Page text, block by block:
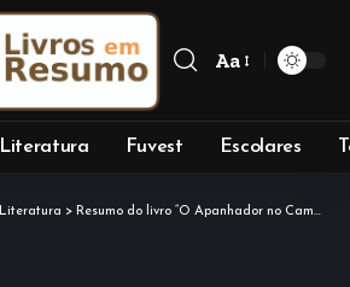
Font
Aa
Literatura Fuvest Escolares
Literatura > Resumo do livro “O Apanhador no Campo de Centeio” – J.D. Salinge